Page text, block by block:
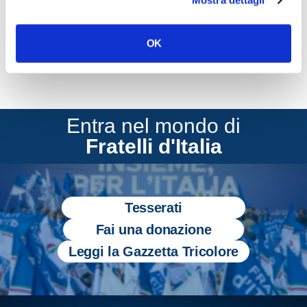
OK
Entra nel mondo di
Fratelli d'Italia
Tesserati
Fai una donazione
Leggi la Gazzetta Tricolore